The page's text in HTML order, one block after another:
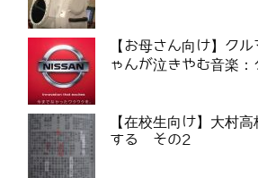
【お母さん向け】ク
ゃんが泣きやむ音楽
【在校生向け】大村
する その2